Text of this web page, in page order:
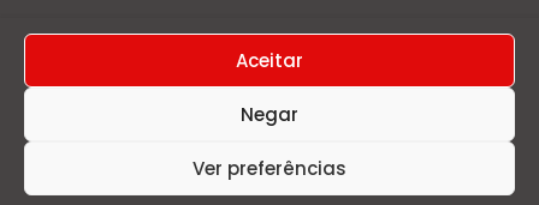
Aceitar
Negar
Ver preferências